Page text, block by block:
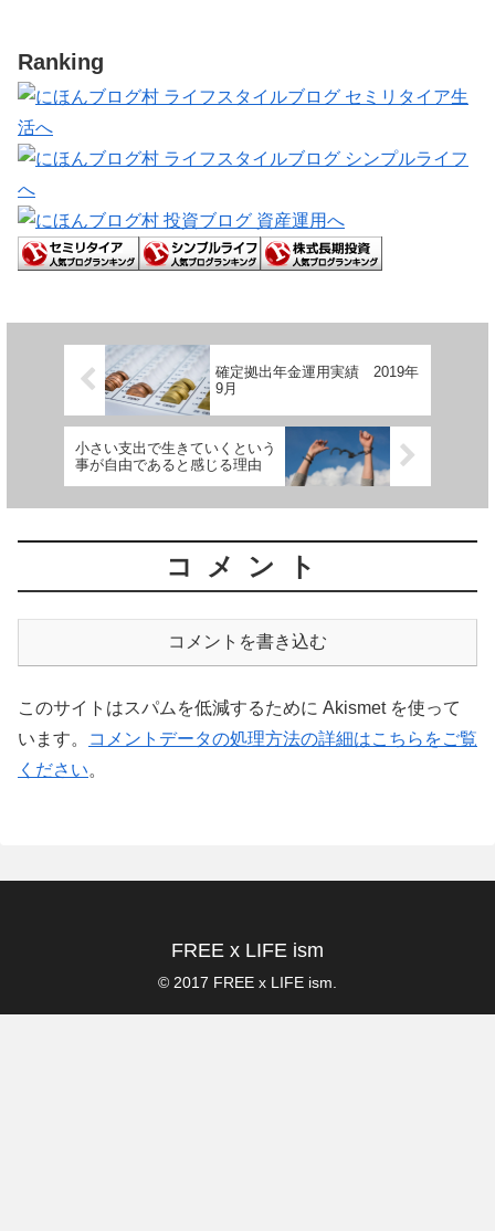
Ranking
確定拠出年金運用実績 2019年
9月
小さい支出で生きていくという
事が自由であると感じる理由
コメント
コメントを書き込む
このサイトはスパムを低減するために Akismet を使って
います。
コメントデータの処理方法の詳細はこちらをご覧
ください。
FREE x LIFE ism
© 2017 FREE x LIFE ism.